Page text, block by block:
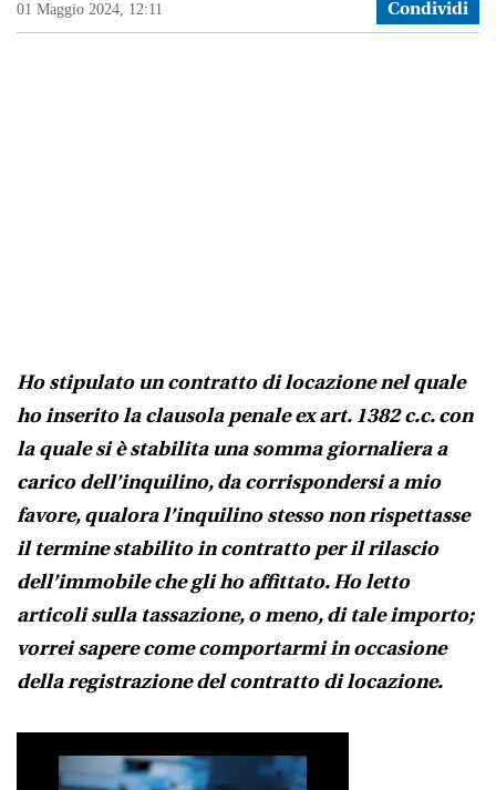
CLUB
SVAGO
CINA
CHIAMA
PARMA
01 Maggio 2024, 12:11 Condividi
Ho stipulato un contratto di locazione nel quale
ho inserito la clausola penale ex art. 1382 c.c. con
la quale si è stabilita una somma giornaliera a
carico dell’inquilino, da corrispondersi a mio
favore, qualora l’inquilino stesso non rispettasse
il termine stabilito in contratto per il rilascio
dell’immobile che gli ho affittato. Ho letto
articoli sulla tassazione, o meno, di tale importo;
vorrei sapere come comportarmi in occasione
della registrazione del contratto di locazione.